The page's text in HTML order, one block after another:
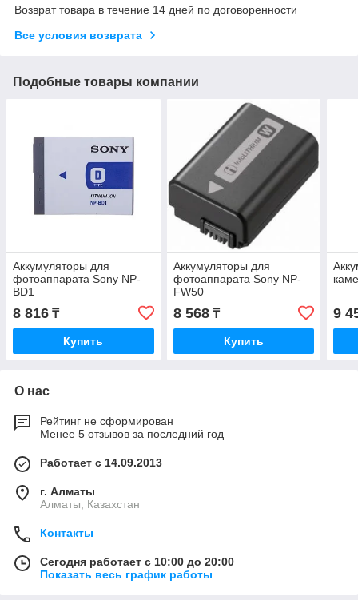
Возврат товара в течение 14 дней по договоренности
Все условия возврата
Подобные товары компании
Аккумуляторы для
фотоаппарата Sony NP-
BD1
8 816 ₸
Купить
Аккумуляторы для
фотоаппарата Sony NP-
FW50
8 568₸
Купить
9
О нас
Рейтинг не сформирован
Менее 5 отзывов за последний год
Работает с 14.09.2013
г. Алматы
Алматы, Казахстан
Контакты
Сегодня работает с 10:00 до 20:00
Показать весь график работы